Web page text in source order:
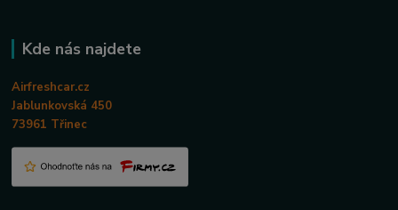
Kde nás najdete
Airfreshcar.cz
Jablunkovská 450
73961 Třinec